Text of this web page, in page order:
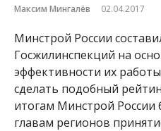
Максим Мингалёв 02.04.2017
Минстрой России
Госжилинспекций на
эффективности их
сделать подобный
итогам Минстрой России
главам регионов